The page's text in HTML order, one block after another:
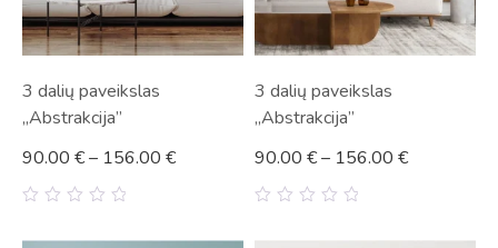
3 dalių paveikslas
„Abstrakcija”
90.00 €– 156.00 €
3 dalių paveikslas
„Abstrakcija”
90.00 €– 156.00 €